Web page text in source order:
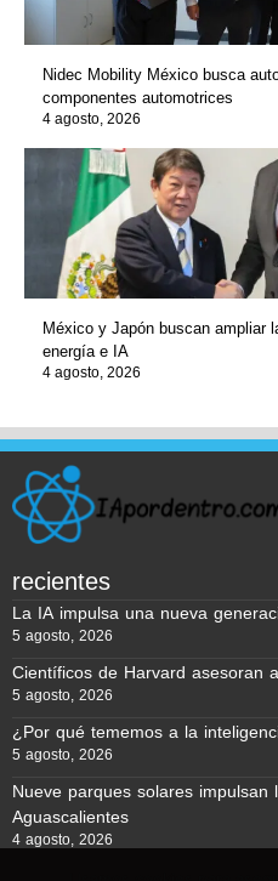
Nidec Mobility México busca
componentes automotrices
4 agosto, 2026
México y Japón buscan ampliar
energía e IA
4 agosto, 2026
recientes
La IA impulsa una nueva
5 agosto, 2026
Científicos de Harvard asesoran
5 agosto, 2026
¿Por qué tememos a la
5 agosto, 2026
Nueve parques solares
Aguascalientes
4 agosto, 2026